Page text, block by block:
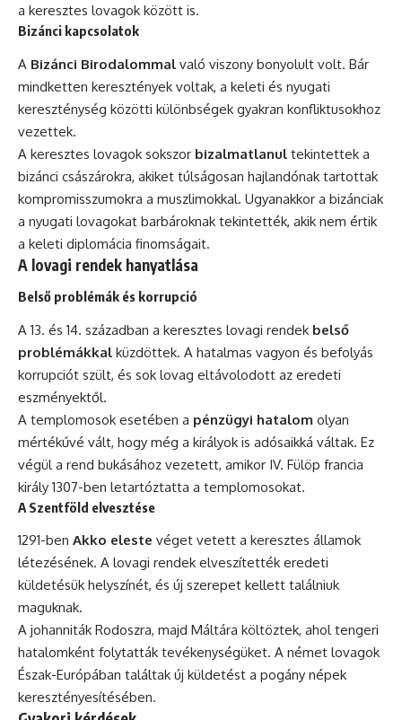
a keresztes lovagok között is.
Bizánci kapcsolatok
A Bizánci Birodalommal való viszony bonyolult volt. Bár
mindketten keresztények voltak, a keleti és nyugati
kereszténység közötti különbségek gyakran konfliktusokhoz
vezettek.
A keresztes lovagok sokszor bizalmatlanul tekintettek a
bizánci császárokra, akiket túlságosan hajlandónak tartottak
kompromisszumokra a muszlimokkal. Ugyanakkor a bizánciak
a nyugati lovagokat barbároknak tekintették, akik nem értik
a keleti diplomácia finomságait.
A lovagi rendek hanyatlása
Belső problémák és korrupció
A 13. és 14. században a keresztes lovagi rendek belső
problémákkal küzdöttek. A hatalmas vagyon és befolyás
korrupciót szült, és sok lovag eltávolodott az eredeti
eszményektől.
A templomosok esetében a pénzügyi hatalom olyan
mértékűvé vált, hogy még a királyok is adósaikká váltak. Ez
végül a rend bukásához vezetett, amikor IV. Fülöp francia
király 1307-ben letartóztatta a templomosokat.
A Szentföld elvesztése
1291-ben Akko eleste véget vetett a keresztes államok
létezésének. A lovagi rendek elveszítették eredeti
küldetésük helyszínét, és új szerepet kellett találniuk
maguknak.
A johanniták Rodoszra, majd Máltára költöztek, ahol tengeri
hatalomként folytatták tevékenységüket. A német lovagok
Észak-Európában találtak új küldetést a pogány népek
keresztényesítésében.